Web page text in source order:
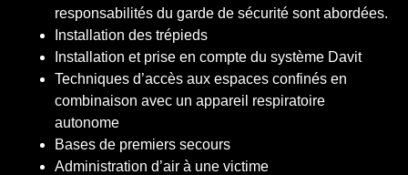
responsabilités du garde de sécurité sont abordées.
Installation des trépieds
Installation et prise en compte du système Davit
Techniques d’accès aux espaces confinés en
combinaison avec un appareil respiratoire
autonome
Bases de premiers secours
Administration d’air à une victime